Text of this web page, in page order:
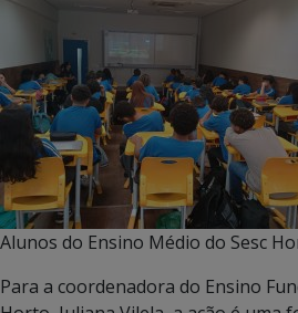
Alunos do Ensino Médio do Sesc
Para a coordenadora do Ensino